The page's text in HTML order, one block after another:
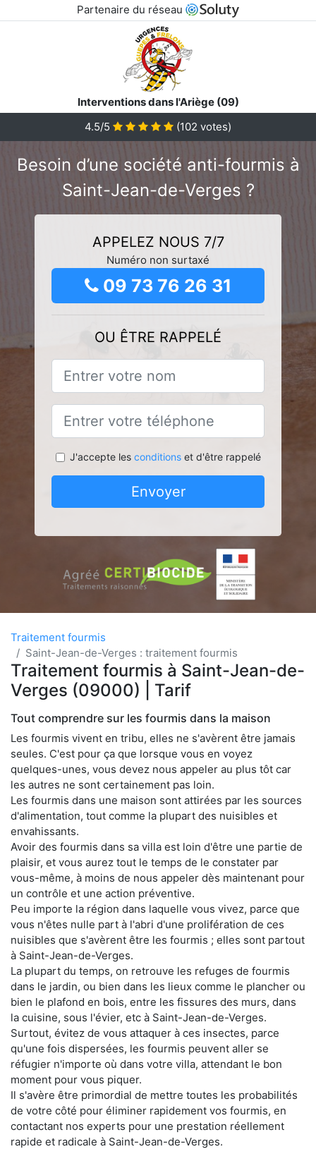
Partenaire du réseau
Interventions dans l'Ariège (09)
4.5/5
(102 votes)
Besoin d’une société anti-fourmis à
Saint-Jean-de-Verges ?
APPELEZ NOUS 7/7
Numéro non surtaxé
09 73 76 26 31
OU ÊTRE RAPPELÉ
J'accepte les conditionset d'être rappelé
Envoyer
Traitement fourmis
Saint-Jean-de-Verges : traitement fourmis
Traitement fourmis à Saint-Jean-de-
Verges (09000) | Tarif
Tout comprendre sur les fourmis dans la maison
Les fourmis vivent en tribu, elles ne s'avèrent être jamais
seules. C'est pour ça que lorsque vous en voyez
quelques-unes, vous devez nous appeler au plus tôt car
les autres ne sont certainement pas loin.
Les fourmis dans une maison sont attirées par les sources
d'alimentation, tout comme la plupart des nuisibles et
envahissants.
Avoir des fourmis dans sa villa est loin d'être une partie de
plaisir, et vous aurez tout le temps de le constater par
vous-même, à moins de nous appeler dès maintenant pour
un contrôle et une action préventive.
Peu importe la région dans laquelle vous vivez, parce que
vous n'êtes nulle part à l'abri d'une prolifération de ces
nuisibles que s'avèrent être les fourmis ; elles sont partout
à Saint-Jean-de-Verges.
La plupart du temps, on retrouve les refuges de fourmis
dans le jardin, ou bien dans les lieux comme le plancher ou
bien le plafond en bois, entre les fissures des murs, dans
la cuisine, sous l'évier, etc à Saint-Jean-de-Verges.
Surtout, évitez de vous attaquer à ces insectes, parce
qu'une fois dispersées, les fourmis peuvent aller se
réfugier n'importe où dans votre villa, attendant le bon
moment pour vous piquer.
Il s'avère être primordial de mettre toutes les probabilités
de votre côté pour éliminer rapidement vos fourmis, en
contactant nos experts pour une prestation réellement
rapide et radicale à Saint-Jean-de-Verges.